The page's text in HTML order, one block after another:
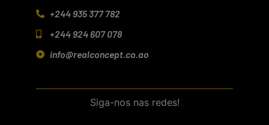
+244 935 377 782
+244 924 607 078
info@realconcept.co.ao
Siga-nos nas redes!